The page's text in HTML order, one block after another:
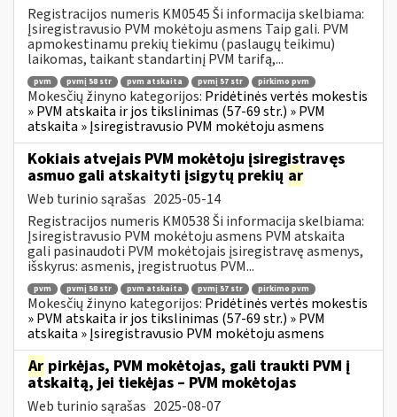
Registracijos numeris KM0545 Ši informacija skelbiama:
Įsiregistravusio PVM mokėtoju asmens Taip gali. PVM
apmokestinamu prekių tiekimu (paslaugų teikimu)
laikomas, taikant standartinį PVM tarifą,...
pvm pvmį 58 str pvm atskaita pvmį 57 str pirkimo pvm
Mokesčių žinyno kategorijos: Pridėtinės vertės mokestis
» PVM atskaita ir jos tikslinimas (57-69 str.) » PVM
atskaita » Įsiregistravusio PVM mokėtoju asmens
Kokiais atvejais PVM mokėtoju įsiregistravęs
asmuo gali atskaityti įsigytų prekių ar
Web turinio sąrašas 2025-05-14
Registracijos numeris KM0538 Ši informacija skelbiama:
Įsiregistravusio PVM mokėtoju asmens PVM atskaita
gali pasinaudoti PVM mokėtojais įsiregistravę asmenys,
išskyrus: asmenis, įregistruotus PVM...
pvm pvmį 58 str pvm atskaita pvmį 57 str pirkimo pvm
Mokesčių žinyno kategorijos: Pridėtinės vertės mokestis
» PVM atskaita ir jos tikslinimas (57-69 str.) » PVM
atskaita » Įsiregistravusio PVM mokėtoju asmens
Ar pirkėjas, PVM mokėtojas, gali traukti PVM į
atskaitą, jei tiekėjas – PVM mokėtojas
Web turinio sąrašas 2025-08-07